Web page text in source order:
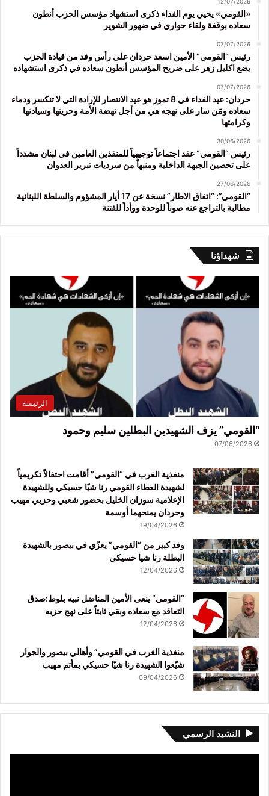
«القومي» يحيي يوم الفداء ذكرى استشهاد مؤسس الحزب أنطون
سعاده بوقفة ولقاء حواري في ضهور الشوير
07/07/2026
رئيس “القومي” الأمين اسعد حردان على رأس وفد من قيادة الحزب
يضع اكليل زهر على ضريح المؤسس أنطون سعاده في ذكرى استشهاده
07/07/2026
حردان: عيد الفداء في 8 تموز هو عيد الانتصار للإرادة التي لا تنكسر ودماء
سعاده ومَن سار على نهجه هي من أجل نهضة الأمة وحريتها وسيادتها
وكرامتها
30/06/2026
رئيس “القومي” عقد اجتماعاً توجيهياً للمنفذين العامين في لبنان مشدداً
على تحصين الجبهة الداخلية ومنبهاً من سرديات تبرير العدوان
27/06/2026
“القومي”: “اتفاق الاطار” نسخة عن 17 أيار المشؤوم والسلطة اللبنانية
مطالبة بالتراجع عنه صوناً للوحدة ووأداً للفتنة
شهداؤنا
الرئيسة
“القومي” يزف الشهيدين البطلين سليم وحمود
07/06/2026
منفذية الغرب في “القومي” أقامت احتفالاً تكريمياً
لشهيدة العطاء القومي رنا شيّا حسيكي وللشهيدة
الإعلامية سوزان الخليل بحضور شعبي وحزبي مهيب
وحردان يمنحهما أوسمة
19/04/2026
وفد كبير من “القومي” يعزّي في بيصور بالشهيدة
البطلة رنا شيا حسيكي
12/04/2026
“القومي” ينعى الأمين المناضل نبيه بلوط:صدق
التعاقد مع سعاده وبقي ثابتاً على نهج حزبه
12/04/2026
منفذية الغرب في القومي” وأهالي بيصور والجوار
شيّعوا الشهيدة رنا شيّا حسيكي بمأتم مهيب
09/04/2026
النشيد الرسمي